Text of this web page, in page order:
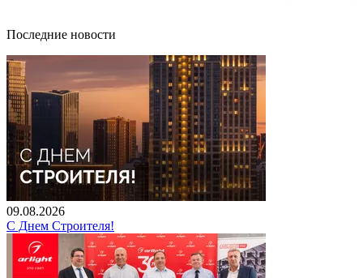
Последние новости
09.08.2026
С Днем Строителя!